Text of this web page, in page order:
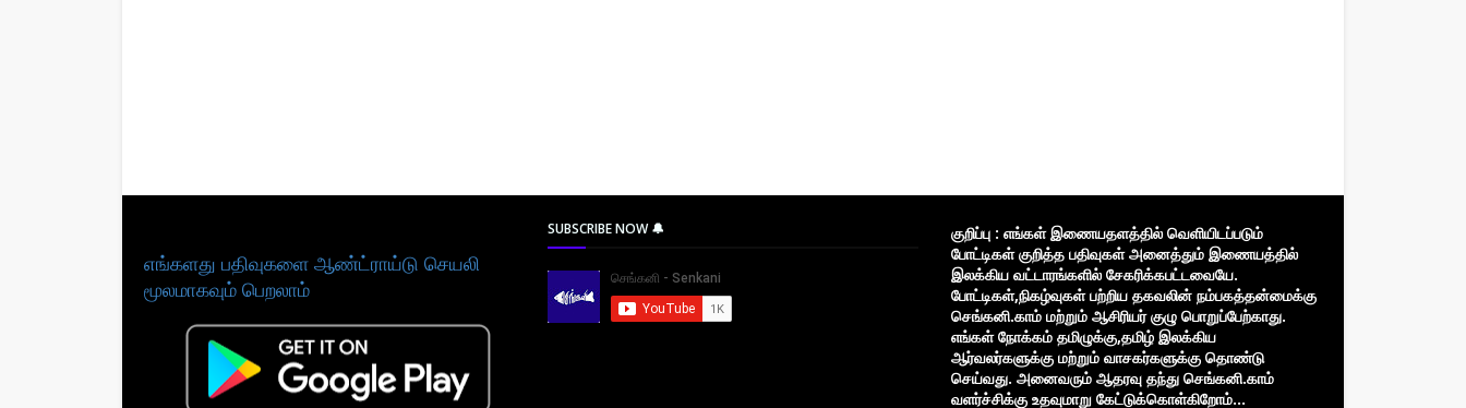
எங்களது பதிவுகளை ஆண்ட்ராய்டு செயலி
மூலமாகவும் பெறலாம்
SUBSCRIBE NOW 🔔
குறிப்பு : எங்கள் இணையதளத்தில் வெளியிடப்படும்
போட்டிகள் குறித்த பதிவுகள் அனைத்தும் இணையத்தில்
இலக்கிய வட்டாரங்களில் சேகரிக்கபட்டவையே.
போட்டிகள்,நிகழ்வுகள் பற்றிய தகவலின் நம்பகத்தன்மைக்கு
செங்கனி.காம் மற்றும் ஆசிரியர் குழு பொறுப்பேற்காது.
எங்கள் நோக்கம் தமிழுக்கு,தமிழ் இலக்கிய
ஆர்வலர்களுக்கு மற்றும் வாசகர்களுக்கு தொண்டு
செய்வது. அனைவரும் ஆதரவு தந்து செங்கனி.காம்
வளர்ச்சிக்கு உதவுமாறு கேட்டுக்கொள்கிறோம்...